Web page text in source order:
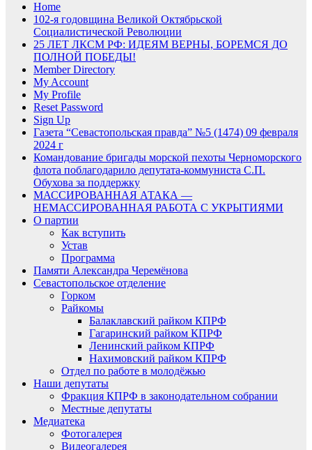
Home
102-я годовщина Великой Октябрьской
Социалистической Революции
25 ЛЕТ ЛКСМ РФ: ИДЕЯМ ВЕРНЫ, БОРЕМСЯ ДО
ПОЛНОЙ ПОБЕДЫ!
Member Directory
My Account
My Profile
Reset Password
Sign Up
Газета “Севастопольская правда” №5 (1474) 09 февраля
2024 г
Командование бригады морской пехоты Черноморского
флота поблагодарило депутата-коммуниста С.П.
Обухова за поддержку
МАССИРОВАННАЯ АТАКА —
НЕМАССИРОВАННАЯ РАБОТА С УКРЫТИЯМИ
О партии
Как вступить
Устав
Программа
Памяти Александра Черемёнова
Севастопольское отделение
Горком
Райкомы
Балаклавский райком КПРФ
Гагаринский райком КПРФ
Ленинский райком КПРФ
Нахимовский райком КПРФ
Отдел по работе в молодёжью
Наши депутаты
Фракция КПРФ в законодательном собрании
Местные депутаты
Медиатека
Фотогалерея
Видеогалерея